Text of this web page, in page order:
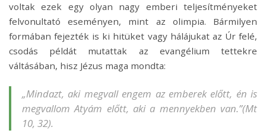
voltak ezek egy olyan nagy emberi teljesítményeket
felvonultató eseményen, mint az olimpia. Bármilyen
formában fejezték is ki hitüket vagy hálájukat az Úr felé,
csodás példát mutattak az evangélium tettekre
váltásában, hisz Jézus maga mondta:
„Mindazt, aki megvall engem az emberek előtt, én is
megvallom Atyám előtt, aki a mennyekben van.”(Mt
10, 32).